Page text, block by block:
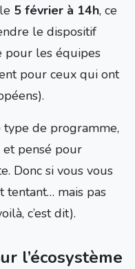
5 février à 14h, ce
le dispositif
pour les équipes
pour ceux qui ont
type de programme,
et pensé pour
Donc si vous vous
tentant… mais pas
c’est dit).
l’écosystème